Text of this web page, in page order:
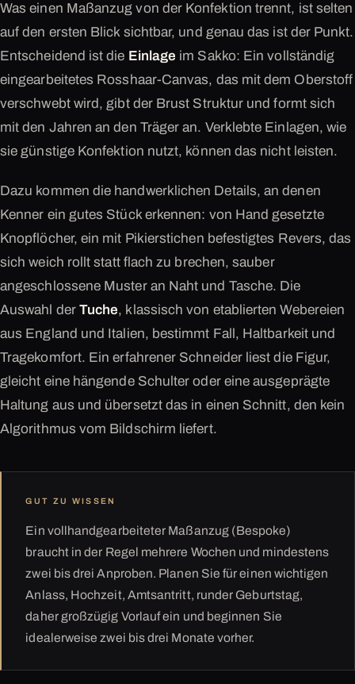
Was einen Maßanzug von der Konfektion trennt, ist selten
auf den ersten Blick sichtbar, und genau das ist der Punkt.
Entscheidend ist die Einlage im Sakko: Ein vollständig
eingearbeitetes Rosshaar-Canvas, das mit dem Oberstoff
verschwebt wird, gibt der Brust Struktur und formt sich
mit den Jahren an den Träger an. Verklebte Einlagen, wie
sie günstige Konfektion nutzt, können das nicht leisten.
Dazu kommen die handwerklichen Details, an denen
Kenner ein gutes Stück erkennen: von Hand gesetzte
Knopflöcher, ein mit Pikierstichen befestigtes Revers, das
sich weich rollt statt flach zu brechen, sauber
angeschlossene Muster an Naht und Tasche. Die
Auswahl der Tuche, klassisch von etablierten Webereien
aus England und Italien, bestimmt Fall, Haltbarkeit und
Tragekomfort. Ein erfahrener Schneider liest die Figur,
gleicht eine hängende Schulter oder eine ausgeprägte
Haltung aus und übersetzt das in einen Schnitt, den kein
Algorithmus vom Bildschirm liefert.
GUT ZU WISSEN
Ein vollhandgearbeiteter Maßanzug (Bespoke)
braucht in der Regel mehrere Wochen und mindestens
zwei bis drei Anproben. Planen Sie für einen wichtigen
Anlass, Hochzeit, Amtsantritt, runder Geburtstag,
daher großzügig Vorlauf ein und beginnen Sie
idealerweise zwei bis drei Monate vorher.